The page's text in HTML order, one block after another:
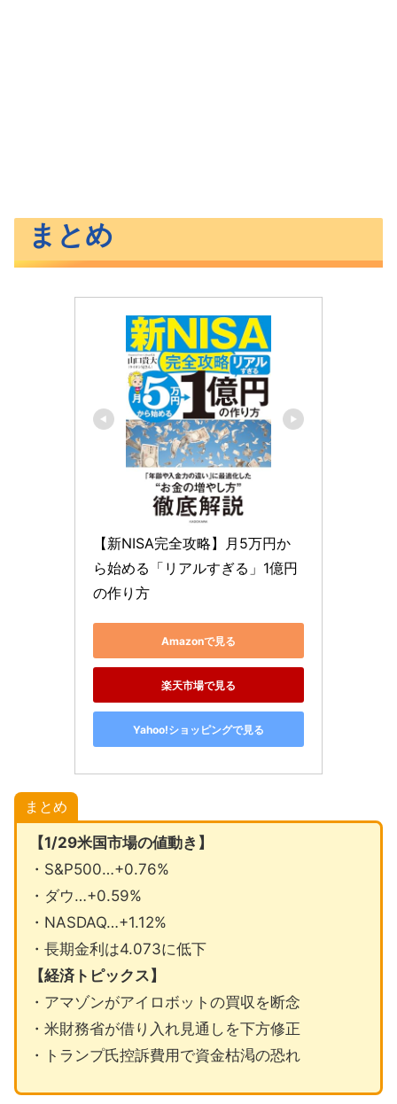
まとめ
【新NISA完全攻略】月5万円か
ら始める「リアルすぎる」1億円
の作り方
Amazonで見る
楽天市場で見る
Yahoo!ショッピングで見る
まとめ
【1/29米国市場の値動き】
・S&P500…+0.76%
・ダウ…+0.59%
・NASDAQ…+1.12%
・長期金利は4.073に低下
【経済トピックス】
・アマゾンがアイロボットの買収を断念
・米財務省が借り入れ見通しを下方修正
・トランプ氏控訴費用で資金枯渇の恐れ